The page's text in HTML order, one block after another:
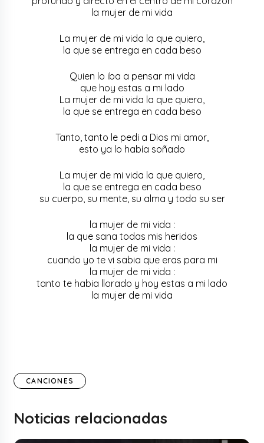
la mujer de mi vida
La mujer de mi vida la que quiero,
la que se entrega en cada beso
Quien lo iba a pensar mi vida
que hoy estas a mi lado
La mujer de mi vida la que quiero,
la que se entrega en cada beso
Tanto, tanto le pedi a Dios mi amor,
esto ya lo había soñado
La mujer de mi vida la que quiero,
la que se entrega en cada beso
su cuerpo, su mente, su alma y todo su ser
la mujer de mi vida :
la que sana todas mis heridos
la mujer de mi vida :
cuando yo te vi sabia que eras para mi
la mujer de mi vida :
tanto te habia llorado y hoy estas a mi lado
la mujer de mi vida
CANCIONES
Noticias relacionadas